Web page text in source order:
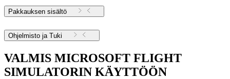
Pakkauksen sisältö
Ohjelmisto ja Tuki
VALMIS MICROSOFT FLIGHT
SIMULATORIN KÄYTTÖÖN